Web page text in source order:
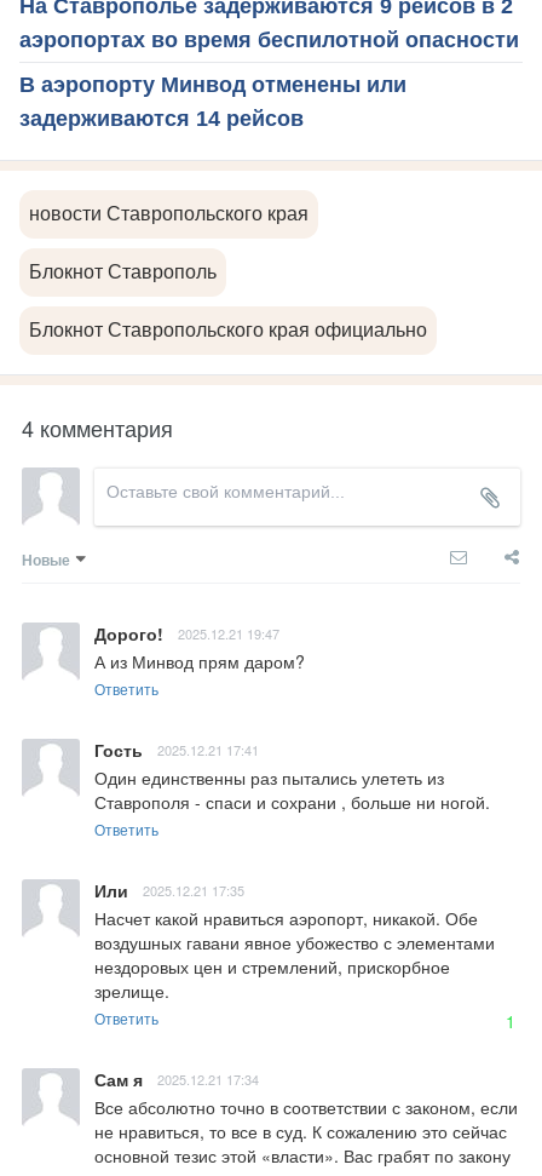
На Ставрополье задерживаются 9 рейсов в 2
аэропортах во время беспилотной опасности
В аэропорту Минвод отменены или
задерживаются 14 рейсов
новости Ставропольского края
Блокнот Ставрополь
Блокнот Ставропольского края официально
4 комментария
Новые
Дорого! 2025.12.21 19:47
А из Минвод прям даром?
Ответить
Гость 2025.12.21 17:41
Один единственны раз пытались улететь из
Ставрополя - спаси и сохрани , больше ни ногой.
Ответить
Или 2025.12.21 17:35
Насчет какой нравиться аэропорт, никакой. Обе
воздушных гавани явное убожество с элементами
нездоровых цен и стремлений, прискорбное
зрелище.
Ответить 1
Сам я 2025.12.21 17:34
Все абсолютно точно в соответствии с законом, если
не нравиться, то все в суд. К сожалению это сейчас
основной тезис этой «власти». Вас грабят по закону